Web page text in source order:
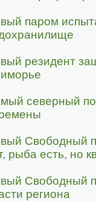
паром
резидент
северный
Свободный
рыба есть, но
Свободный
региона